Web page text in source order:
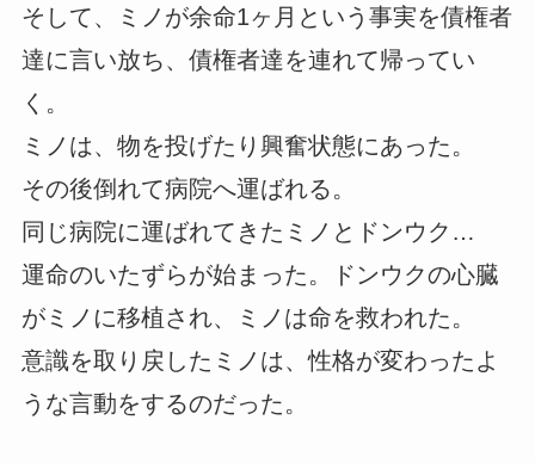
そして、ミノが余命1ヶ月という事実を債権者
達に言い放ち、債権者達を連れて帰ってい
く。
ミノは、物を投げたり興奮状態にあった。
その後倒れて病院へ運ばれる。
同じ病院に運ばれてきたミノとドンウク…
運命のいたずらが始まった。ドンウクの心臓
がミノに移植され、ミノは命を救われた。
意識を取り戻したミノは、性格が変わったよ
うな言動をするのだった。